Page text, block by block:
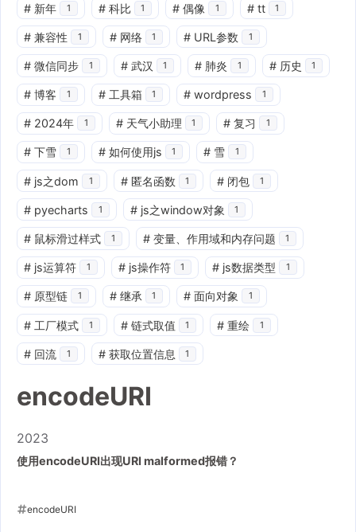
# 新年 1 # 科比 1 # 偶像 1 # tt 1
# 兼容性 1 # 网络 1 # URL参数 1
# 微信同步 1 # 武汉 1 # 肺炎 1 # 历史 1
# 博客 1 # 工具箱 1 # wordpress 1
# 2024年 1 # 天气小助理 1 # 复习 1
# 下雪 1 # 如何使用js 1 # 雪 1
# js之dom 1 # 匿名函数 1 # 闭包 1
# pyecharts 1 # js之window对象 1
# 鼠标滑过样式 1 # 变量、作用域和内存问题 1
# js运算符 1 # js操作符 1 # js数据类型 1
# 原型链 1 # 继承 1 # 面向对象 1
# 工厂模式 1 # 链式取值 1 # 重绘 1
# 回流 1 # 获取位置信息 1
encodeURI
2023
使用encodeURI出现URI malformed报错？
encodeURI